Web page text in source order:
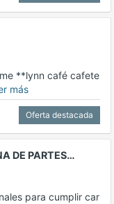
**lynn café cafete
más
Oferta destacada
DE PARTES…
para cumplir car